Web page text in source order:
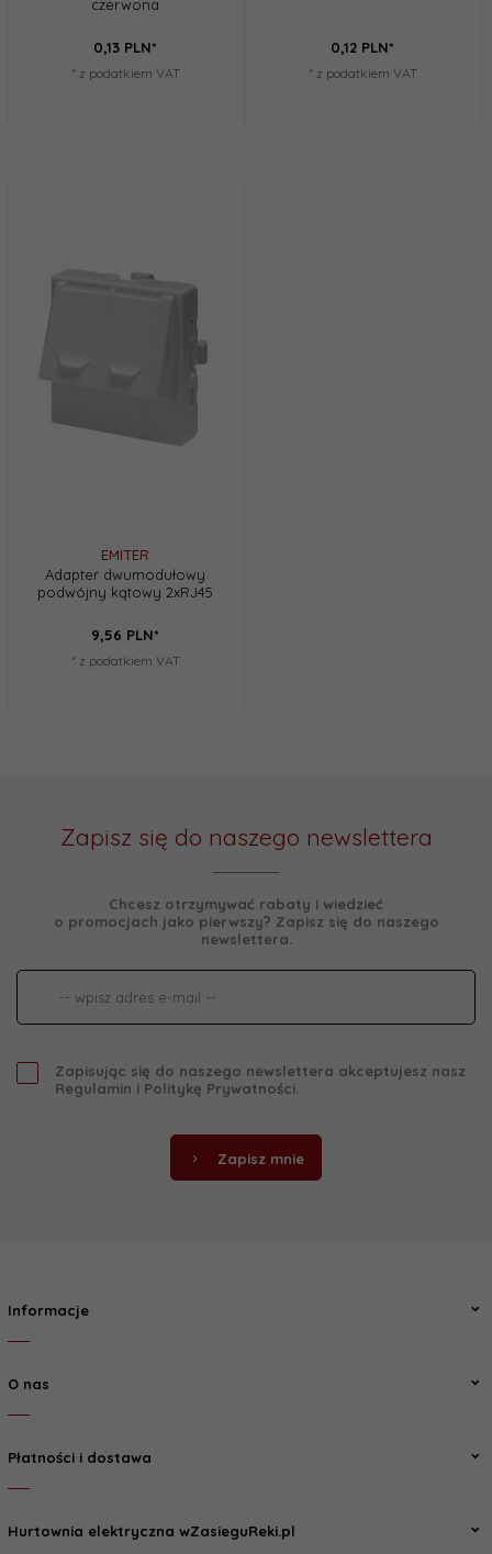
czerwona
0,13 PLN*
* z podatkiem VAT
0,12 PLN*
* z podatkiem VAT
EMITER
Adapter dwumodułowy
podwójny kątowy 2xRJ45
9,56 PLN*
* z podatkiem VAT
Zapisz się do naszego newslettera
Chcesz otrzymywać rabaty i wiedzieć
o promocjach jako pierwszy? Zapisz się do naszego
newslettera.
Zapisując się do naszego newslettera akceptujesz nasz
Regulamin i Politykę Prywatności.
Zapisz mnie
Informacje
O nas
Płatności i dostawa
Hurtownia elektryczna wZasieguReki.pl